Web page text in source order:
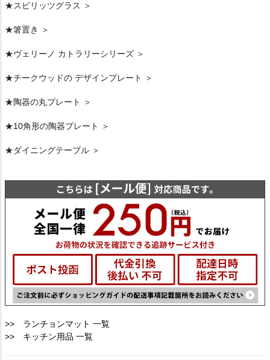
★スピリッツグラス ＞
★箸置き ＞
★ヴェリーノ カトラリーシリーズ ＞
★チークウッドの デザインプレート ＞
★陶器の丸プレート ＞
★10角形の陶器プレート ＞
★ダイニングテーブル ＞
>> ランチョンマット 一覧
>> キッチン用品 一覧